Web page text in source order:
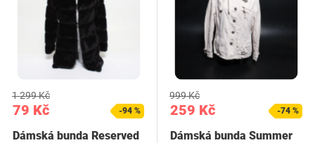
79 Kč
1 299 Kč
-94 %
Dámská bunda Reserved
259 Kč
999 Kč
-74 %
Dámská bunda Summer